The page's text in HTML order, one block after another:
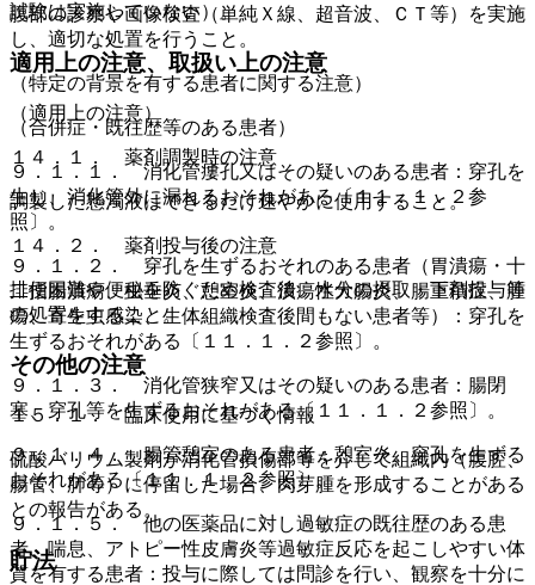
試験は実施していない）。
適用上の注意、取扱い上の注意
（適用上の注意）
１４．１． 薬剤調製時の注意
調製した懸濁液はできるだけ速やかに使用すること。
１４．２． 薬剤投与後の注意
排便困難や便秘を防ぐため検査後、水分の摂取・下剤投与等
の処置をすること。
その他の注意
１５．１． 臨床使用に基づく情報
硫酸バリウム製剤が消化管損傷部等を介して組織内（腹腔、
腸管、肺等）に停留した場合、肉芽腫を形成することがある
との報告がある。
貯法
腹部の診察や画像検査（単純Ｘ線、超音波、ＣＴ等）を実施
し、適切な処置を行うこと。
（特定の背景を有する患者に関する注意）
（合併症・既往歴等のある患者）
９．１．１． 消化管瘻孔又はその疑いのある患者：穿孔を
生じ、消化管外に漏れるおそれがある〔１１．１．２参
照〕。
９．１．２． 穿孔を生ずるおそれのある患者（胃潰瘍・十
二指腸潰瘍、虫垂炎、憩室炎、潰瘍性大腸炎、腸重積症、腫
瘍、寄生虫感染、生体組織検査後間もない患者等）：穿孔を
生ずるおそれがある〔１１．１．２参照〕。
９．１．３． 消化管狭窄又はその疑いのある患者：腸閉
塞、穿孔等を生ずるおそれがある〔１１．１．２参照〕。
９．１．４． 腸管憩室のある患者：憩室炎、穿孔を生ずる
おそれがある〔１１．１．２参照〕。
９．１．５． 他の医薬品に対し過敏症の既往歴のある患
者、喘息、アトピー性皮膚炎等過敏症反応を起こしやすい体
質を有する患者：投与に際しては問診を行い、観察を十分に